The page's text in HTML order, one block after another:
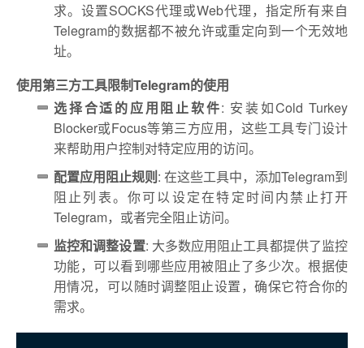
求。设置SOCKS代理或Web代理，指定所有来自
Telegram的数据都不被允许或重定向到一个无效地
址。
使用第三方工具限制Telegram的使用
选择合适的应用阻止软件: 安装如Cold Turkey
Blocker或Focus等第三方应用，这些工具专门设计
来帮助用户控制对特定应用的访问。
配置应用阻止规则: 在这些工具中，添加Telegram到
阻止列表。你可以设定在特定时间内禁止打开
Telegram，或者完全阻止访问。
监控和调整设置: 大多数应用阻止工具都提供了监控
功能，可以看到哪些应用被阻止了多少次。根据使
用情况，可以随时调整阻止设置，确保它符合你的
需求。